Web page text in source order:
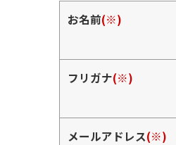
お名前(※)
フリガナ(※)
メールアドレス(※)